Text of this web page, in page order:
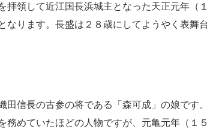
領して近江国長浜城主となった天正元年（１
なります。長盛は２８歳にしてようやく表舞台
信長の古参の将である「森可成」の娘です。
めていたほどの人物ですが、元亀元年（１５